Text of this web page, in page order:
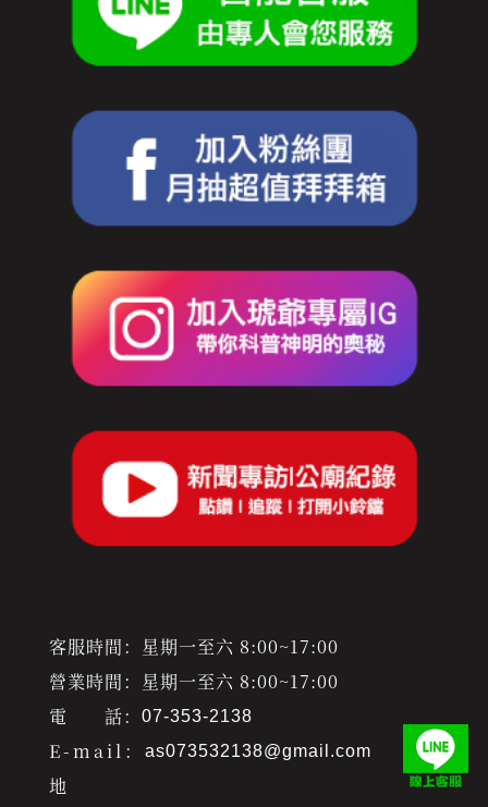
客服時間：星期一至六 8:00~17:00
營業時間：星期一至六 8:00~17:00
電 話：
07-353-2138
E-mail： as073532138@gmail.com
地